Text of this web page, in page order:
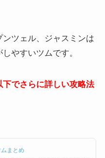
ツェル、ジャスミンは
やすいツムです。
でさらに詳しい攻略法
まとめ